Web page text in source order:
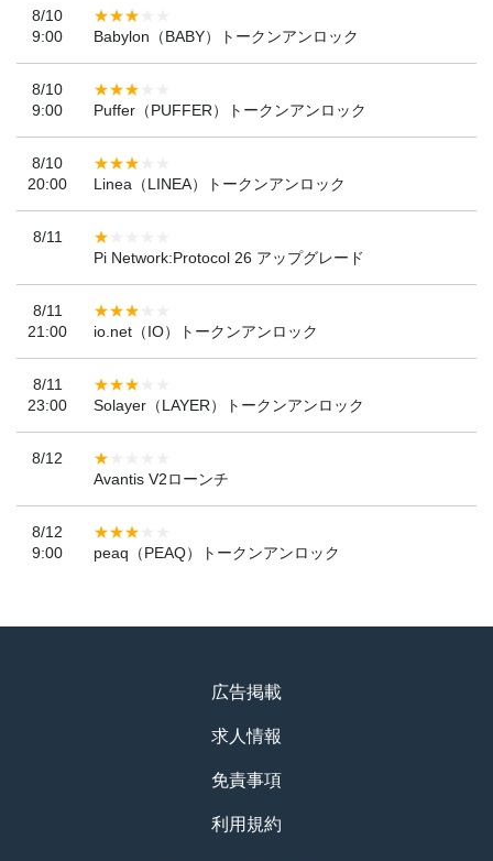
8/10
9:00
Babylon（BABY）トークンアンロック
8/10
9:00
Puffer（PUFFER）トークンアンロック
8/10
20:00
Linea（LINEA）トークンアンロック
8/11
Pi Network:Protocol 26 アップグレード
8/11
21:00
io.net（IO）トークンアンロック
8/11
23:00
Solayer（LAYER）トークンアンロック
8/12
Avantis V2ローンチ
8/12
9:00
peaq（PEAQ）トークンアンロック
広告掲載
求人情報
免責事項
利用規約